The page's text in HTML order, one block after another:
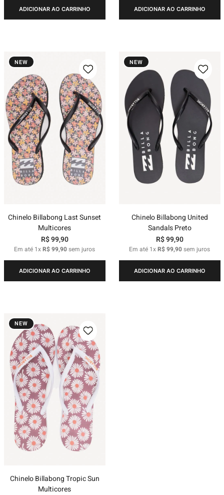
ADICIONAR AO CARRINHO ADICIONAR AO CARRINHO
NEW
Chinelo Billabong Last Sunset
Multicores
R$99,90
Em até 1xR$99,90sem juros
ADICIONAR AO CARRINHO
NEW
Chinelo Billabong United
Sandals Preto
R$99,90
Em até 1xR$99,90sem juros
ADICIONAR AO CARRINHO
NEW
Chinelo Billabong Tropic Sun
Multicores